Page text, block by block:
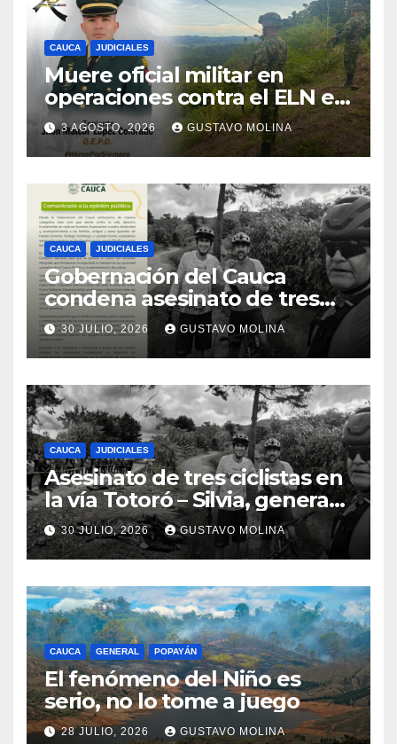
CAUCA JUDICIALES
Muere oficial militar en
operaciones contra el ELN en
el sur del Cauca
3 AGOSTO, 2026 GUSTAVO MOLINA
CAUCA JUDICIALES
Gobernación del Cauca
condena asesinato de tres
ciudadanos y exige medidas
urgentes al Gobierno
Nacional
30 JULIO, 2026 GUSTAVO MOLINA
CAUCA JUDICIALES
Asesinato de tres ciclistas en
la vía Totoró – Silvia, genera
consternación en el Cauca
30 JULIO, 2026 GUSTAVO MOLINA
CAUCA GENERAL POPAYÁN
El fenómeno del Niño es
serio, no lo tome a juego
28 JULIO, 2026 GUSTAVO MOLINA